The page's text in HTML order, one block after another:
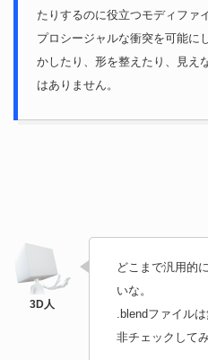
たりするのに役立つモディファ
プロシージャルな衝突を可能に
かしたり、形を整えたり、見え
はありません。
どこまで汎用的
いな。
.blendファイル
非チェックして